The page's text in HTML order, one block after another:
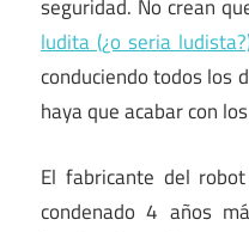
seguridad. No crean
ludita (¿o seria
conduciendo todos los
haya que acabar con
El fabricante del
condenado 4 años